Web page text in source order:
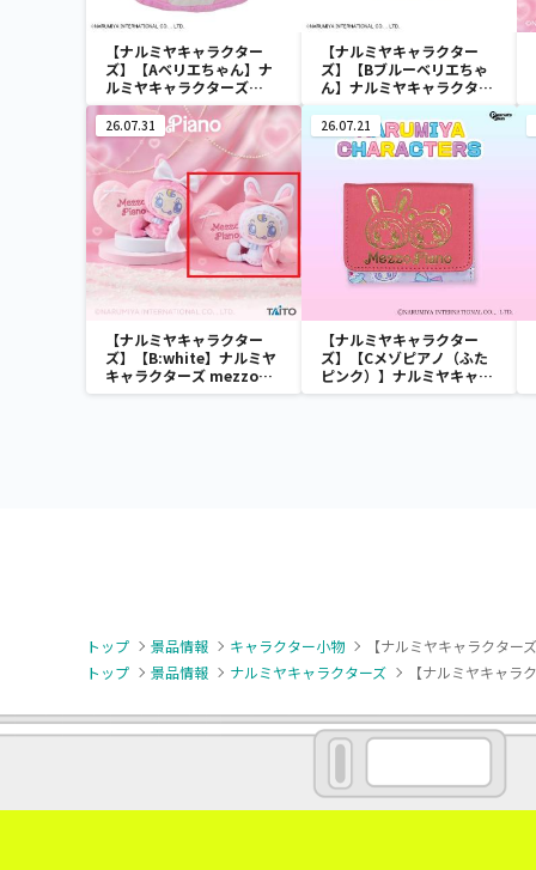
【ナルミヤキャラクター
ズ】【Aベリエちゃん】ナ
ルミヤキャラクターズ
[PtZ]フェイスクッショ
ン‐ベリエちゃん‐
【ナルミヤキャラクター
ズ】【Bブルーベリエちゃ
ん】ナルミヤキャラクター
ズ [PtZ]フェイスクッショ
ン‐ベリエちゃん‐
26.07.31
【ナルミヤキャラクター
ズ】【B:white】ナルミヤ
キャラクターズ mezzo
piano withぬいぐるみ ～
26.07.21
【ナルミヤキャラクター
ズ】【Cメゾピアノ（ふた
ピンク）】ナルミヤキャラ
クターズ ミニウォレット
トップ 景品情報 キャラクター小物
【ナルミヤキャラクタ
トップ
景品情報 ナルミヤキャラクターズ 【ナルミヤキャラ